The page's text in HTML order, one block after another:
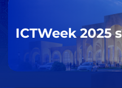
ICTWeek 2025